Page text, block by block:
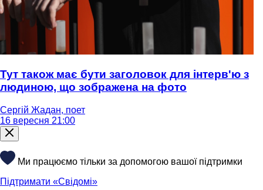
Тут також має бути заголовок для інтерв'ю з
людиною, що зображена на фото
Сергій Жадан, поет
16 вересня 21:00
Ми працюємо тільки за допомогою вашої підтримки
Підтримати «Свідомі»